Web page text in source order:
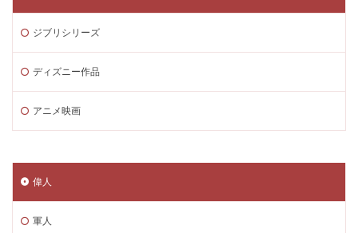
ジブリシリーズ
ディズニー作品
アニメ映画
偉人
軍人